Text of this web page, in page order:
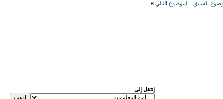
السابق الموضوع التالي »
إنتقل إلى